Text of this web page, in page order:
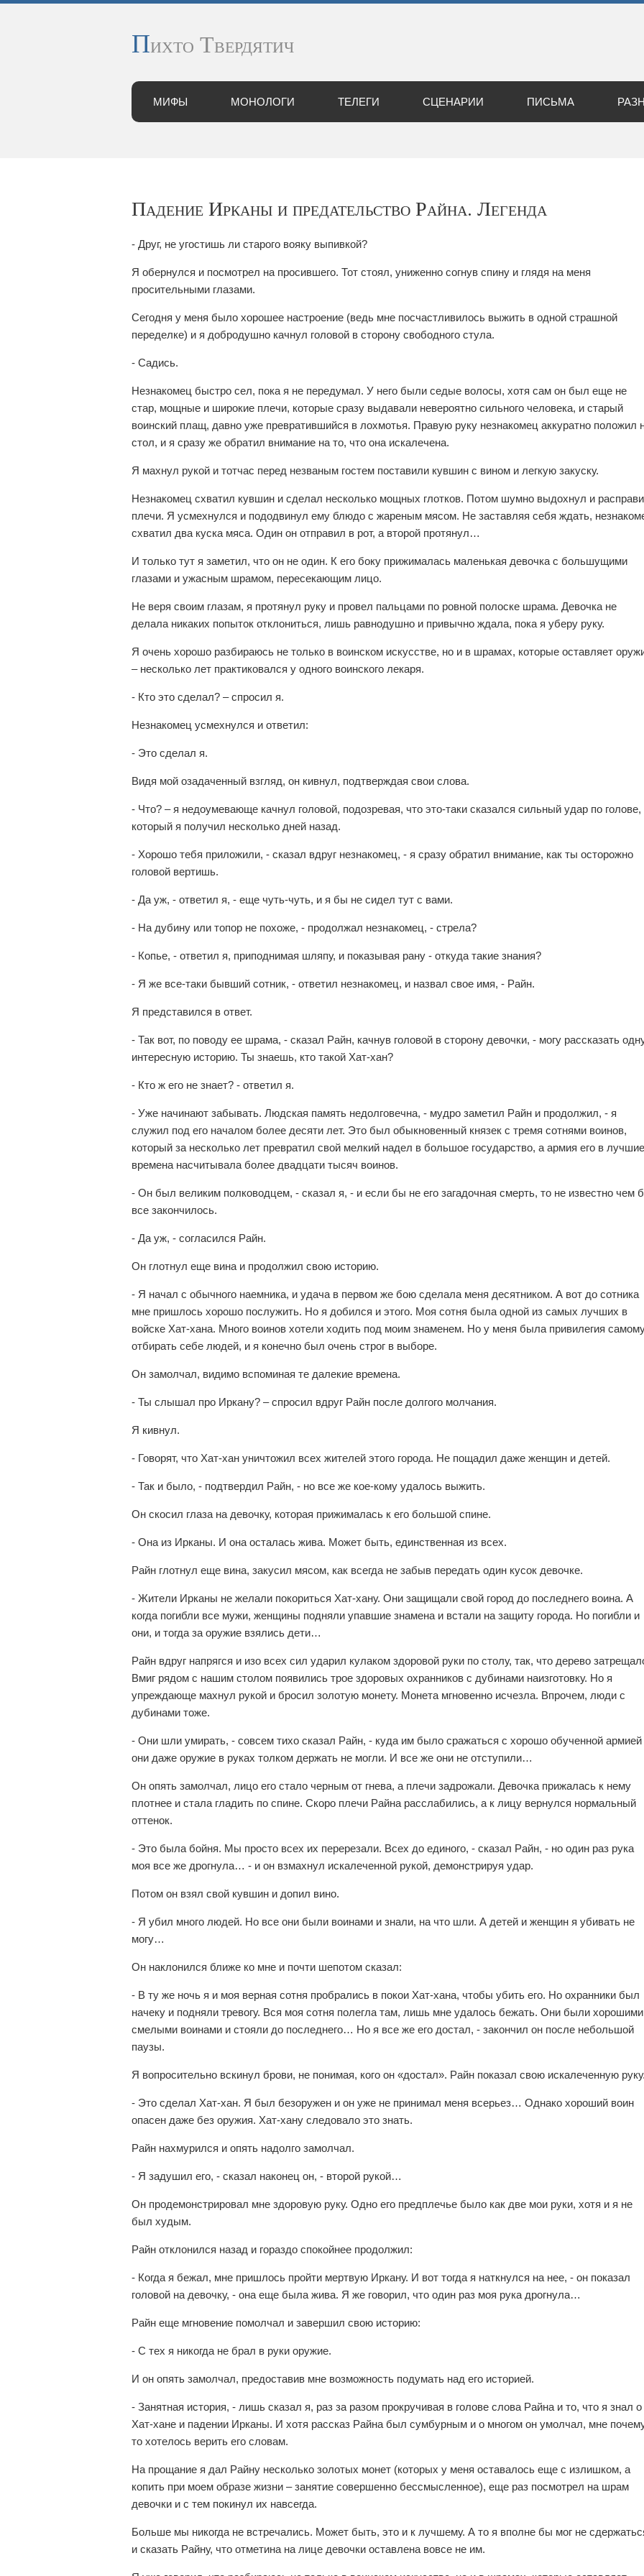
Пихто Твердятич
МИФЫ МОНОЛОГИ ТЕЛЕГИ СЦЕНАРИИ ПИСЬМА
Падение Ирканы и предательство Райна. Легенда
- Друг, не угостишь ли старого вояку выпивкой?
Я обернулся и посмотрел на просившего. Тот стоял, униженно согнув спину и глядя на меня
просительными глазами.
Сегодня у меня было хорошее настроение (ведь мне посчастливилось выжить в одной страшной
переделке) и я добродушно качнул головой в сторону свободного стула.
- Садись.
Незнакомец быстро сел, пока я не передумал. У него были седые волосы, хотя сам он был еще не
стар, мощные и широкие плечи, которые сразу выдавали невероятно сильного человека, и старый
воинский плащ, давно уже превратившийся в лохмотья. Правую руку незнакомец аккуратно положил
стол, и я сразу же обратил внимание на то, что она искалечена.
Я махнул рукой и тотчас перед незваным гостем поставили кувшин с вином и легкую закуску.
Незнакомец схватил кувшин и сделал несколько мощных глотков. Потом шумно выдохнул и
плечи. Я усмехнулся и пододвинул ему блюдо с жареным мясом. Не заставляя себя ждать,
схватил два куска мяса. Один он отправил в рот, а второй протянул…
И только тут я заметил, что он не один. К его боку прижималась маленькая девочка с большущими
глазами и ужасным шрамом, пересекающим лицо.
Не веря своим глазам, я протянул руку и провел пальцами по ровной полоске шрама. Девочка не
делала никаких попыток отклониться, лишь равнодушно и привычно ждала, пока я уберу руку.
Я очень хорошо разбираюсь не только в воинском искусстве, но и в шрамах, которые оставляет
– несколько лет практиковался у одного воинского лекаря.
- Кто это сделал? – спросил я.
Незнакомец усмехнулся и ответил:
- Это сделал я.
Видя мой озадаченный взгляд, он кивнул, подтверждая свои слова.
- Что? – я недоумевающе качнул головой, подозревая, что это-таки сказался сильный удар по голове,
который я получил несколько дней назад.
- Хорошо тебя приложили, - сказал вдруг незнакомец, - я сразу обратил внимание, как ты осторожно
головой вертишь.
- Да уж, - ответил я, - еще чуть-чуть, и я бы не сидел тут с вами.
- На дубину или топор не похоже, - продолжал незнакомец, - стрела?
- Копье, - ответил я, приподнимая шляпу, и показывая рану - откуда такие знания?
- Я же все-таки бывший сотник, - ответил незнакомец, и назвал свое имя, - Райн.
Я представился в ответ.
- Так вот, по поводу ее шрама, - сказал Райн, качнув головой в сторону девочки, - могу рассказать
интересную историю. Ты знаешь, кто такой Хат-хан?
- Кто ж его не знает? - ответил я.
- Уже начинают забывать. Людская память недолговечна, - мудро заметил Райн и продолжил, - я
служил под его началом более десяти лет. Это был обыкновенный князек с тремя сотнями воинов,
который за несколько лет превратил свой мелкий надел в большое государство, а армия его в лучшие
времена насчитывала более двадцати тысяч воинов.
- Он был великим полководцем, - сказал я, - и если бы не его загадочная смерть, то не известно чем
все закончилось.
- Да уж, - согласился Райн.
Он глотнул еще вина и продолжил свою историю.
- Я начал с обычного наемника, и удача в первом же бою сделала меня десятником. А вот до сотника
мне пришлось хорошо послужить. Но я добился и этого. Моя сотня была одной из самых лучших в
войске Хат-хана. Много воинов хотели ходить под моим знаменем. Но у меня была привилегия
отбирать себе людей, и я конечно был очень строг в выборе.
Он замолчал, видимо вспоминая те далекие времена.
- Ты слышал про Иркану? – спросил вдруг Райн после долгого молчания.
Я кивнул.
- Говорят, что Хат-хан уничтожил всех жителей этого города. Не пощадил даже женщин и детей.
- Так и было, - подтвердил Райн, - но все же кое-кому удалось выжить.
Он скосил глаза на девочку, которая прижималась к его большой спине.
- Она из Ирканы. И она осталась жива. Может быть, единственная из всех.
Райн глотнул еще вина, закусил мясом, как всегда не забыв передать один кусок девочке.
- Жители Ирканы не желали покориться Хат-хану. Они защищали свой город до последнего воина. А
когда погибли все мужи, женщины подняли упавшие знамена и встали на защиту города. Но погибли и
они, и тогда за оружие взялись дети…
Райн вдруг напрягся и изо всех сил ударил кулаком здоровой руки по столу, так, что дерево
Вмиг рядом с нашим столом появились трое здоровых охранников с дубинами наизготовку. Но я
упреждающе махнул рукой и бросил золотую монету. Монета мгновенно исчезла. Впрочем, люди с
дубинами тоже.
- Они шли умирать, - совсем тихо сказал Райн, - куда им было сражаться с хорошо обученной армией
они даже оружие в руках толком держать не могли. И все же они не отступили…
Он опять замолчал, лицо его стало черным от гнева, а плечи задрожали. Девочка прижалась к нему
плотнее и стала гладить по спине. Скоро плечи Райна расслабились, а к лицу вернулся нормальный
оттенок.
- Это была бойня. Мы просто всех их перерезали. Всех до единого, - сказал Райн, - но один раз рука
моя все же дрогнула… - и он взмахнул искалеченной рукой, демонстрируя удар.
Потом он взял свой кувшин и допил вино.
- Я убил много людей. Но все они были воинами и знали, на что шли. А детей и женщин я убивать не
могу…
Он наклонился ближе ко мне и почти шепотом сказал:
- В ту же ночь я и моя верная сотня пробрались в покои Хат-хана, чтобы убить его. Но охранники был
начеку и подняли тревогу. Вся моя сотня полегла там, лишь мне удалось бежать. Они были
смелыми воинами и стояли до последнего… Но я все же его достал, - закончил он после небольшой
паузы.
Я вопросительно вскинул брови, не понимая, кого он «достал». Райн показал свою искалеченную
- Это сделал Хат-хан. Я был безоружен и он уже не принимал меня всерьез… Однако хороший воин
опасен даже без оружия. Хат-хану следовало это знать.
Райн нахмурился и опять надолго замолчал.
- Я задушил его, - сказал наконец он, - второй рукой…
Он продемонстрировал мне здоровую руку. Одно его предплечье было как две мои руки, хотя и я не
был худым.
Райн отклонился назад и гораздо спокойнее продолжил:
- Когда я бежал, мне пришлось пройти мертвую Иркану. И вот тогда я наткнулся на нее, - он показал
головой на девочку, - она еще была жива. Я же говорил, что один раз моя рука дрогнула…
Райн еще мгновение помолчал и завершил свою историю:
- С тех я никогда не брал в руки оружие.
И он опять замолчал, предоставив мне возможность подумать над его историей.
- Занятная история, - лишь сказал я, раз за разом прокручивая в голове слова Райна и то, что я знал о
Хат-хане и падении Ирканы. И хотя рассказ Райна был сумбурным и о многом он умолчал, мне
то хотелось верить его словам.
На прощание я дал Райну несколько золотых монет (которых у меня оставалось еще с излишком, а
копить при моем образе жизни – занятие совершенно бессмысленное), еще раз посмотрел на шрам
девочки и с тем покинул их навсегда.
Больше мы никогда не встречались. Может быть, это и к лучшему. А то я вполне бы мог не
и сказать Райну, что отметина на лице девочки оставлена вовсе не им.